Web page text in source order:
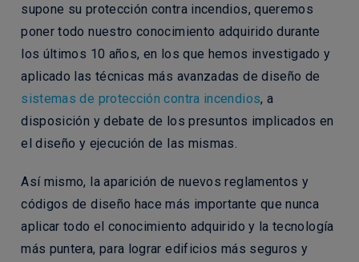
supone su protección contra incendios, queremos
poner todo nuestro conocimiento adquirido durante
los últimos 10 años, en los que hemos investigado y
aplicado las técnicas más avanzadas de diseño de
sistemas de protección contra incendios, a
disposición y debate de los presuntos implicados en
el diseño y ejecución de las mismas.
Así mismo, la aparición de nuevos reglamentos y
códigos de diseño hace más importante que nunca
aplicar todo el conocimiento adquirido y la tecnología
más puntera, para lograr edificios más seguros y